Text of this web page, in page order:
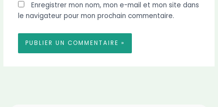
Enregistrer mon nom, mon e-mail et mon site dans
le navigateur pour mon prochain commentaire.